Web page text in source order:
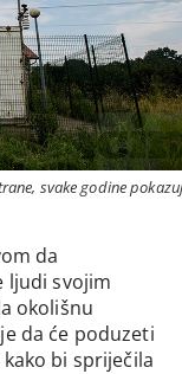
svake godine
da
ljudi svojim
okolišnu
da će poduzeti
bi spriječila